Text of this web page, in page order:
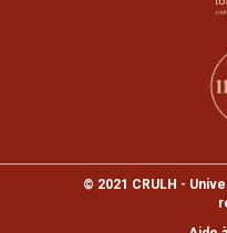
© 2021 CRULH -